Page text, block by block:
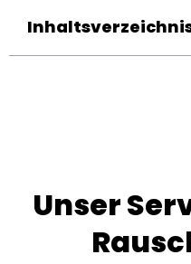
Unser